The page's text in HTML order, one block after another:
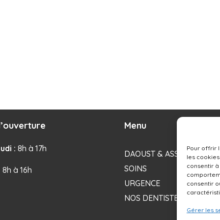
Pour offrir
les
consentir
consentir
Gérer les
: 8h à 17h
à 16h
Menu
DAOUST & ASSOCIÉS
SOINS
URGENCE
NOS DENTISTES